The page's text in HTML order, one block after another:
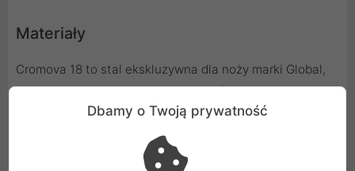
Materiały
Cromova 18 to stal ekskluzywna dla noży marki Global,
opatentowana przez hutę Yoshikin. Bardzo wysoka
zawartość chromu, klasyfikuje tą stal w kategorii
nierdzewnych. Proces hartowania przebiega przez
podgrzanie klingi do 1000 stopni Celsjusza a następnie
Dbamy o Twoją prywatność